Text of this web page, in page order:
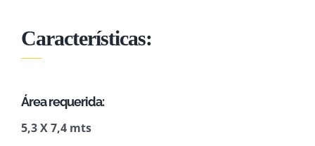
Características:
Área requerida:
5,3 X 7,4 mts